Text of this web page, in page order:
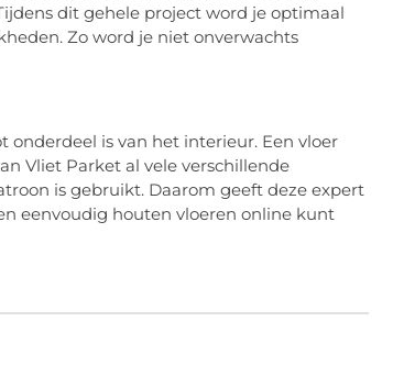
dit gehele project word je optimaal
Zo word je niet onverwachts
onderdeel is van het interieur. Een vloer
Vliet Parket al vele verschillende
is gebruikt. Daarom geeft deze expert
eenvoudig houten vloeren online kunt